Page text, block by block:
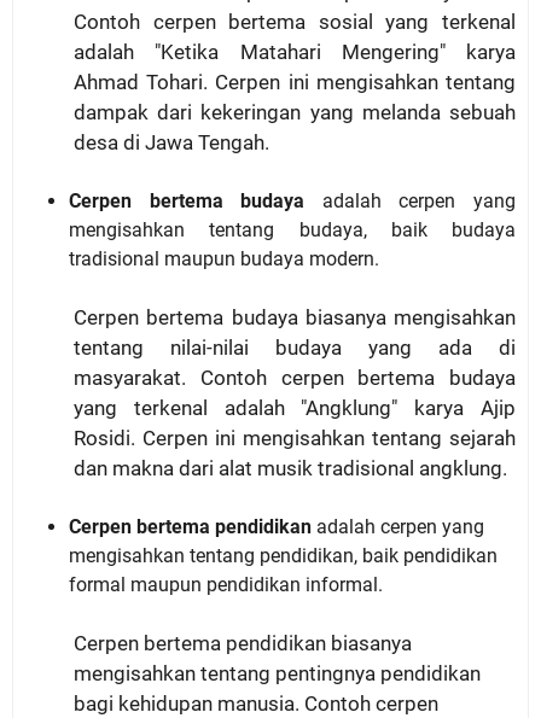
Contoh cerpen bertema sosial yang terkenal
adalah "Ketika Matahari Mengering" karya
Ahmad Tohari. Cerpen ini mengisahkan tentang
dampak dari kekeringan yang melanda sebuah
desa di Jawa Tengah.
Cerpen bertema budaya adalah cerpen yang
mengisahkan tentang budaya, baik budaya
tradisional maupun budaya modern.
Cerpen bertema budaya biasanya mengisahkan
tentang nilai-nilai budaya yang ada di
masyarakat. Contoh cerpen bertema budaya
yang terkenal adalah "Angklung" karya Ajip
Rosidi. Cerpen ini mengisahkan tentang sejarah
dan makna dari alat musik tradisional angklung.
Cerpen bertema pendidikan adalah cerpen yang
mengisahkan tentang pendidikan, baik pendidikan
formal maupun pendidikan informal.
Cerpen bertema pendidikan biasanya
mengisahkan tentang pentingnya pendidikan
bagi kehidupan manusia. Contoh cerpen